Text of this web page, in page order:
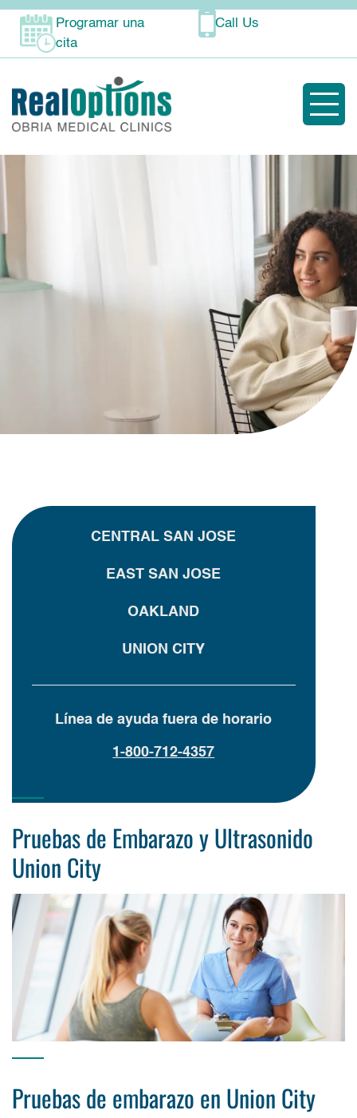
Programar una
cita
Call Us
CENTRAL SAN JOSE
EAST SAN JOSE
OAKLAND
UNION CITY
Línea de ayuda fuera de horario
1-800-712-4357
Pruebas de Embarazo y Ultrasonido
Union City
Pruebas de embarazo en Union City